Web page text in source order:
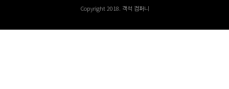
Copyright 2018. 객석 컴퍼니